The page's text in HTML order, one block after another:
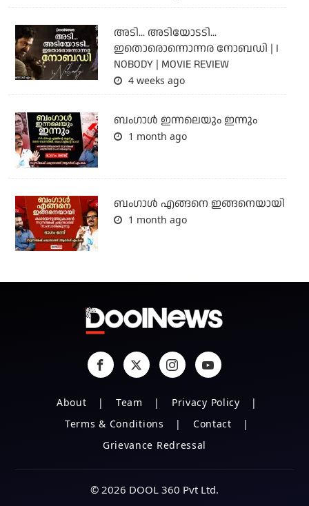
അടി... അടിയോടടി...
ഇതൊരൊന്നൊന്നര നോബഡി | I
NOBODY | MOVIE REVIEW
4 weeks ago
ബംഗാള്‍ ഇന്നലെയും ഇന്നും
1 month ago
ബം​ഗാൾ എങ്ങനെ ഇങ്ങനെയായി
1 month ago
About Team
Privacy Policy
Terms & Conditions
Contact
Grievance Redressal
© 2026 DOOL 360 Pvt Ltd.